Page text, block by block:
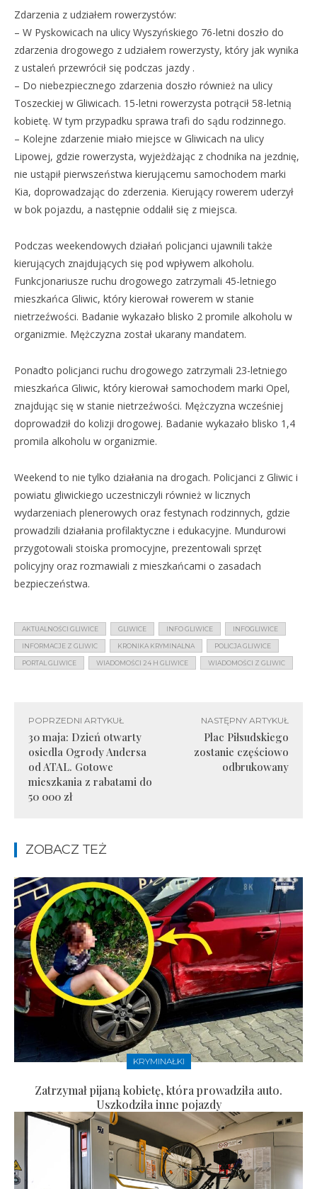
Zdarzenia z udziałem rowerzystów:
– W Pyskowicach na ulicy Wyszyńskiego 76-letni doszło do
zdarzenia drogowego z udziałem rowerzysty, który jak wynika
z ustaleń przewrócił się podczas jazdy .
– Do niebezpiecznego zdarzenia doszło również na ulicy
Toszeckiej w Gliwicach. 15-letni rowerzysta potrącił 58-letnią
kobietę. W tym przypadku sprawa trafi do sądu rodzinnego.
– Kolejne zdarzenie miało miejsce w Gliwicach na ulicy
Lipowej, gdzie rowerzysta, wyjeżdżając z chodnika na jezdnię,
nie ustąpił pierwszeństwa kierującemu samochodem marki
Kia, doprowadzając do zderzenia. Kierujący rowerem uderzył
w bok pojazdu, a następnie oddalił się z miejsca.
Podczas weekendowych działań policjanci ujawnili także
kierujących znajdujących się pod wpływem alkoholu.
Funkcjonariusze ruchu drogowego zatrzymali 45-letniego
mieszkańca Gliwic, który kierował rowerem w stanie
nietrzeźwości. Badanie wykazało blisko 2 promile alkoholu w
organizmie. Mężczyzna został ukarany mandatem.
Ponadto policjanci ruchu drogowego zatrzymali 23-letniego
mieszkańca Gliwic, który kierował samochodem marki Opel,
znajdując się w stanie nietrzeźwości. Mężczyzna wcześniej
doprowadził do kolizji drogowej. Badanie wykazało blisko 1,4
promila alkoholu w organizmie.
Weekend to nie tylko działania na drogach. Policjanci z Gliwic i
powiatu gliwickiego uczestniczyli również w licznych
wydarzeniach plenerowych oraz festynach rodzinnych, gdzie
prowadzili działania profilaktyczne i edukacyjne. Mundurowi
przygotowali stoiska promocyjne, prezentowali sprzęt
policyjny oraz rozmawiali z mieszkańcami o zasadach
bezpieczeństwa.
AKTUALNOŚCI GLIWICE GLIWICE INFO GLIWICE INFOGLIWICE
INFORMACJE Z GLIWIC KRONIKA KRYMINALNA POLICJA GLIWICE
PORTAL GLIWICE WIADOMOŚCI 24 H GLIWICE WIADOMOŚCI Z GLIWIC
POPRZEDNI ARTYKUŁ
30 maja: Dzień otwarty
osiedla Ogrody Andersa
od ATAL. Gotowe
mieszkania z rabatami do
50 000 zł
NASTĘPNY ARTYKUŁ
Plac Piłsudskiego
zostanie częściowo
odbrukowany
ZOBACZ TEŻ
KRYMINAŁKI
Zatrzymał pijaną kobietę, która prowadziła auto.
Uszkodziła inne pojazdy